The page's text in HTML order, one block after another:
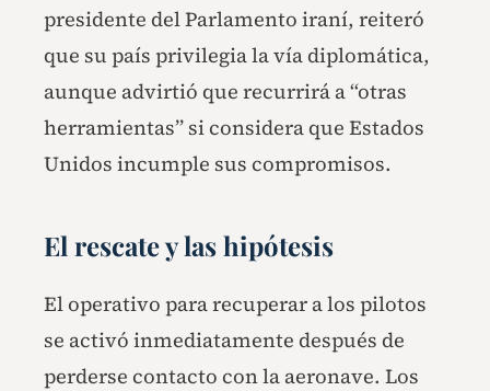
presidente del Parlamento iraní, reiteró
que su país privilegia la vía diplomática,
aunque advirtió que recurrirá a “otras
herramientas” si considera que Estados
Unidos incumple sus compromisos.
El rescate y las hipótesis
El operativo para recuperar a los pilotos
se activó inmediatamente después de
perderse contacto con la aeronave. Los